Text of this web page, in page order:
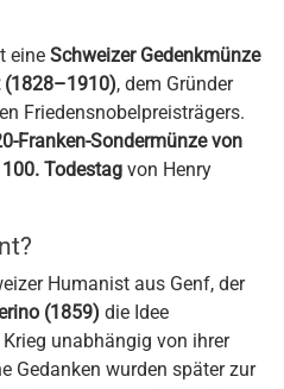
eine Schweizer Gedenkmünze
(1828–1910), dem Gründer
Friedensnobelpreisträgers.
Franken-Sondermünze von
100. Todestag von Henry
Humanist aus Genf, der
(1859) die Idee
unabhängig von ihrer
Gedanken wurden später zur